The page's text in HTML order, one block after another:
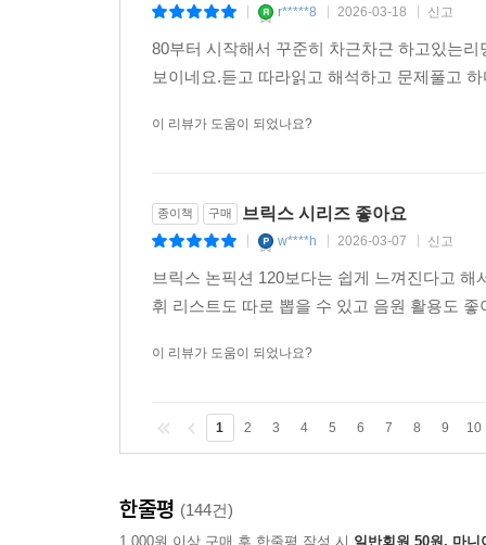
r*****8 2026-03-18 신고
80부터 시작해서 꾸준히 차근차근 하고있는
보이네요.듣고 따라읽고 해석하고 문제풀고
이 리뷰가 도움이 되었나요?
종이책 구매 브릭스 시리즈 좋아요
w****h 2026-03-07 신고
브릭스 논픽션 120보다는 쉽게 느껴진다고
휘 리스트도 따로 뽑을 수 있고 음원 활용도
이 리뷰가 도움이 되었나요?
1 2 3 4 5 6 7 8 9 10
한줄평 (144건)
1,000원 이상 구매 후 한줄평 작성 시 일반회원 50원, 마니